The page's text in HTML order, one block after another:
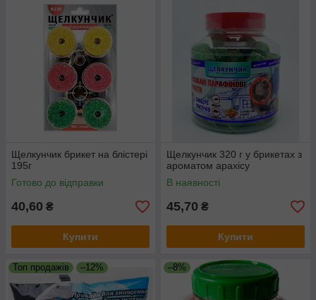
Щелкунчик брикет на блістері
195г
Готово до відправки
40,60 ₴
Купити
Щелкунчик 320 г у брикетах з
ароматом арахісу
В наявності
45,70 ₴
Купити
Топ продажів –12% –8%